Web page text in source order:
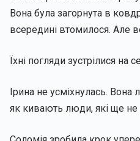
Вона була загорнута в
всередині втомилося. Але
Їхні погляди зустрілися на
Ірина не усміхнулась.
як кивають люди, які ще не